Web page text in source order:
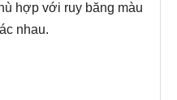
hợp với ruy băng màu
nhau.